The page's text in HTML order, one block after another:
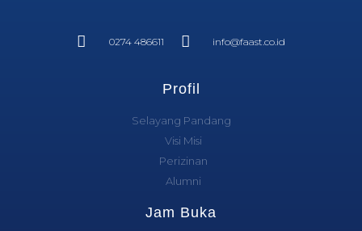
0274 486611 info@faast.co.id
Profil
Selayang Pandang
Visi Misi
Perizinan
Alumni
Jam Buka